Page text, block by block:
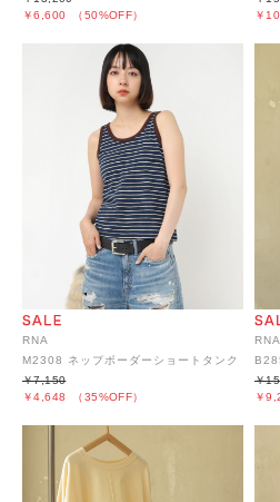
￥6,600 （50%OFF） ￥
RNA
M2308 ネップボーダーショートタンク
￥4,648 （35%OFF）
￥7,150
￥
￥